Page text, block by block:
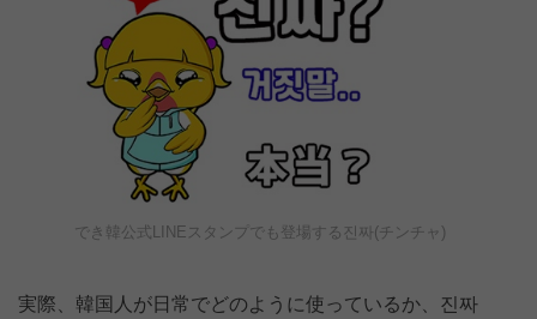
でき韓公式LINEスタンプでも登場する진짜(チンチャ)
実際、韓国人が日常でどのように使っているか、진짜